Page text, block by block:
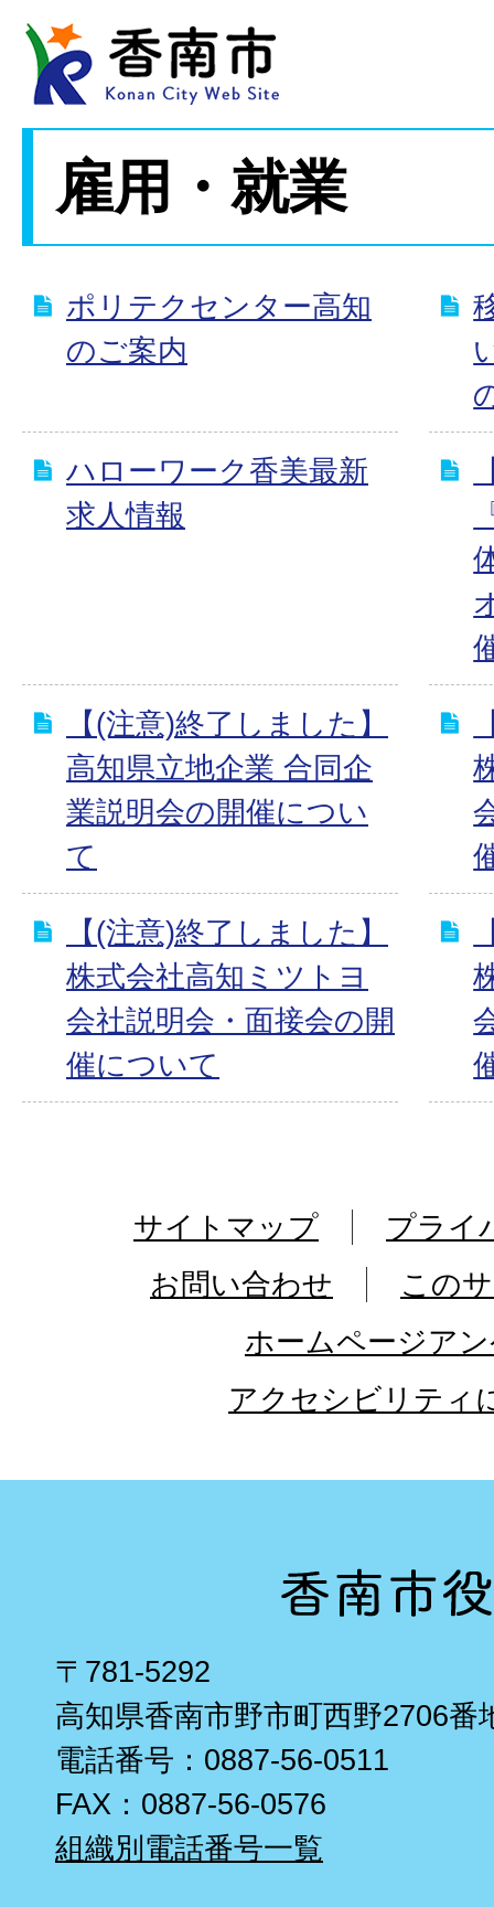
雇用・就業
ポリテクセンター高知
のご案内
ハローワーク香美最新
求人情報
【(注意)終了しました】
高知県立地企業 合同企
業説明会の開催につい
て
【(注意)終了しました】
株式会社高知ミツトヨ
会社説明会・面接会の開
催について
サイトマップ
プライ
お問い合わせ
この
ホームページア
アクセシビリティ
〒781-5292
高知県香南市野市町西野2706番
電話番号：0887-56-0511
FAX：0887-56-0576
組織別電話番号一覧